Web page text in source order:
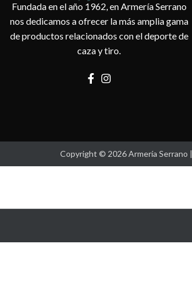
Fundada en el año 1962, en Armería Serrano
nos dedicamos a ofrecer la más amplia gama
de productos relacionados con el deporte de
caza y tiro.
Copyright © 2026 Armería Serrano |